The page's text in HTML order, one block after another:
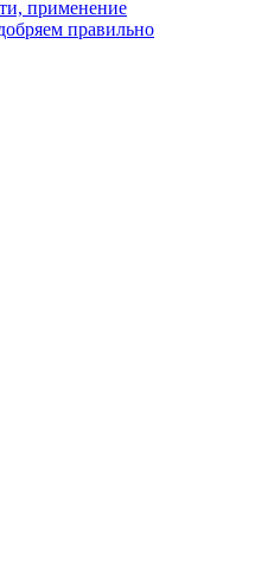
применение
правильно